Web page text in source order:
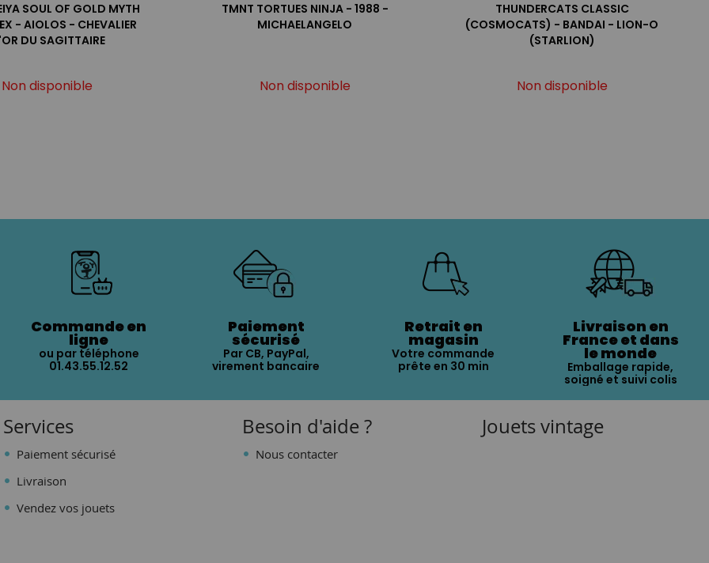
SOUL OF GOLD MYTH
- AIOLOS - CHEVALIER
DU SAGITTAIRE
Non disponible
TMNT TORTUES NINJA - 1988 -
MICHAELANGELO
Non disponible
THUNDERCATS CLASSIC
(COSMOCATS) - BANDAI - LION-O
(STARLION)
Non disponible
Commande en
ligne
ou par téléphone
01.43.55.12.52
Paiement
sécurisé
Par CB, PayPal,
virement bancaire
Retrait en
magasin
Votre commande
prête en 30 min
Livraison en
France et dans
le monde
Emballage rapide,
soigné et suivi colis
Services
Paiement sécurisé
Livraison
Vendez vos jouets
Besoin d'aide ?
Nous contacter
Jouets vintage